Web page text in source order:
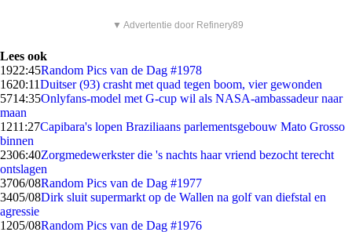
▼ Advertentie door Refinery89
Lees ook
1922:45Random Pics van de Dag #1978
1620:11Duitser (93) crasht met quad tegen boom, vier gewonden
5714:35Onlyfans-model met G-cup wil als NASA-ambassadeur naar
maan
1211:27Capibara's lopen Braziliaans parlementsgebouw Mato Grosso
binnen
2306:40Zorgmedewerkster die 's nachts haar vriend bezocht terecht
ontslagen
3706/08Random Pics van de Dag #1977
3405/08Dirk sluit supermarkt op de Wallen na golf van diefstal en
agressie
1205/08Random Pics van de Dag #1976